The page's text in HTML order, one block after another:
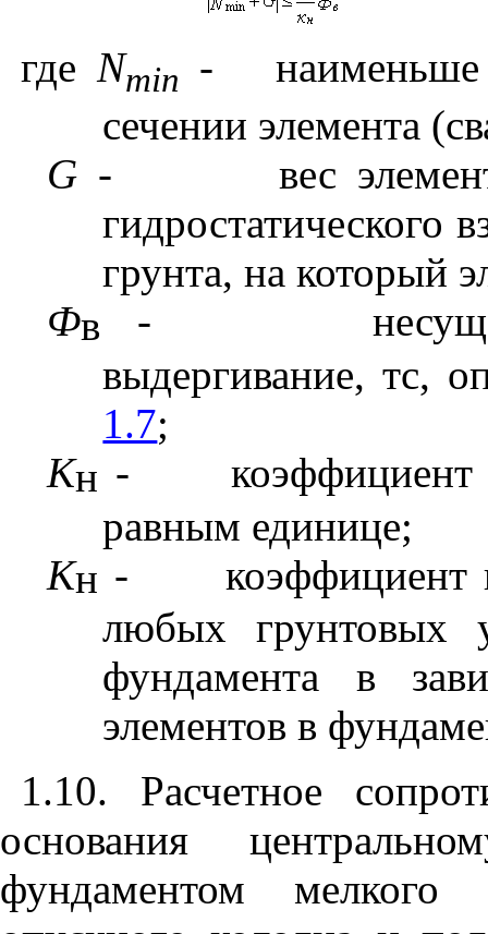
где Nmin -
сечении элемента
G -
вес
гидростатического
грунта, на который
Фв -
выдергивание, тс,
1.7;
Кн -
равным единице;
Кн -
любых грунтовых
фундамента в
элементов в
1.10. Расчетное
основания
фундаментом мелкого